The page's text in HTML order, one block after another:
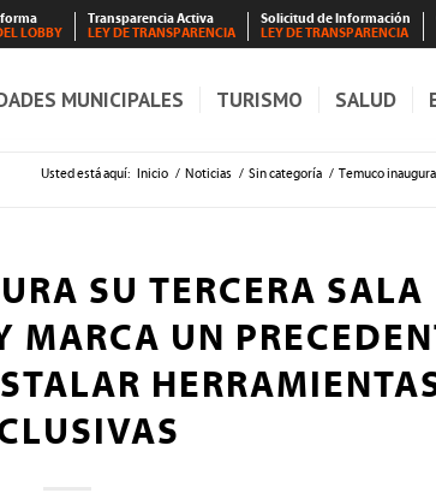
LOBBY
Transparencia Activa
LEY DE TRANSPARENCIA
Solicitud de Información
LEY DE TRANSPARENCIA
MUNICIPALES TURISMO SALUD
Usted está aquí: Inicio / Noticias / Sin categoría / Temuco
SU TERCERA SALA
MARCA UN